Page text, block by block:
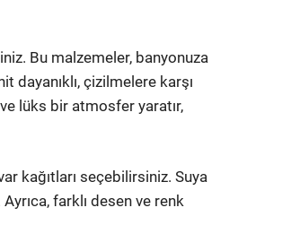
Bu malzemeler, banyonuza
dayanıklı, çizilmelere karşı
lüks bir atmosfer yaratır,
kağıtları seçebilirsiniz. Suya
farklı desen ve renk